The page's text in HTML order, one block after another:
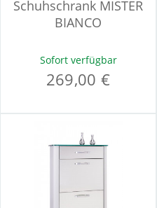
Schuhschrank MISTER
BIANCO
Sofort verfügbar
269,00 €